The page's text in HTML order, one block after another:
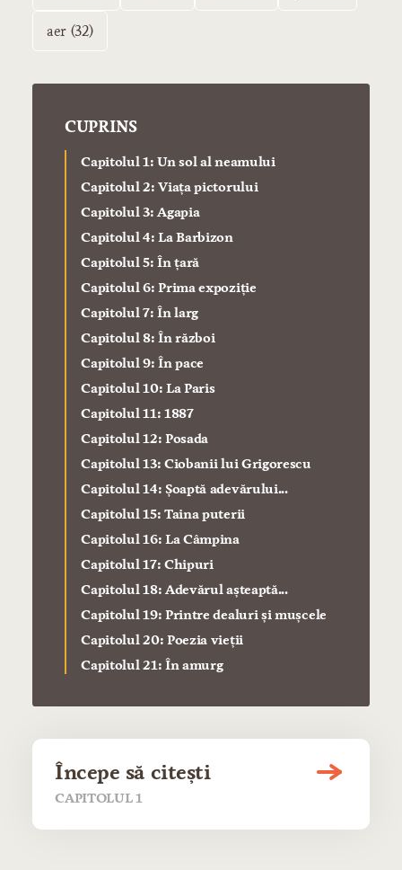
aer (32)
CUPRINS
Capitolul 1: Un sol al neamului
Capitolul 2: Viața pictorului
Capitolul 3: Agapia
Capitolul 4: La Barbizon
Capitolul 5: În țară
Capitolul 6: Prima expoziție
Capitolul 7: În larg
Capitolul 8: În război
Capitolul 9: În pace
Capitolul 10: La Paris
Capitolul 11: 1887
Capitolul 12: Posada
Capitolul 13: Ciobanii lui Grigorescu
Capitolul 14: Șoaptă adevărului...
Capitolul 15: Taina puterii
Capitolul 16: La Câmpina
Capitolul 17: Chipuri
Capitolul 18: Adevărul așteaptă...
Capitolul 19: Printre dealuri și mușcele
Capitolul 20: Poezia vieții
Capitolul 21: În amurg
Începe să citești
CAPITOLUL 1